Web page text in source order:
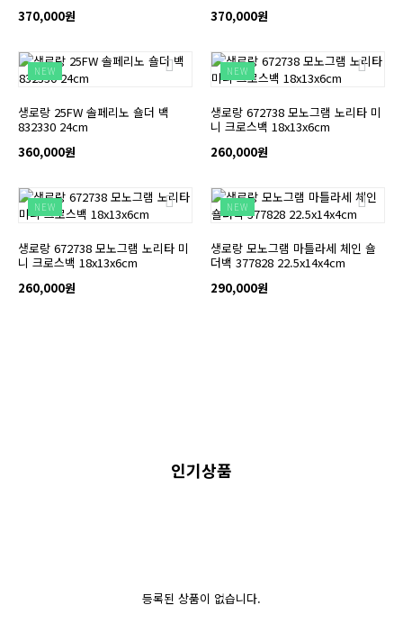
370,000원
370,000원
NEW
생로랑 25FW 솔페리노 숄더 백
832330 24cm
360,000원
NEW
생로랑 672738 모노그램 노리타 미
니 크로스백 18x13x6cm
260,000원
NEW
생로랑 672738 모노그램 노리타 미
니 크로스백 18x13x6cm
260,000원
NEW
생로랑 모노그램 마틀라세 체인 숄
더백 377828 22.5x14x4cm
290,000원
인기상품
등록된 상품이 없습니다.